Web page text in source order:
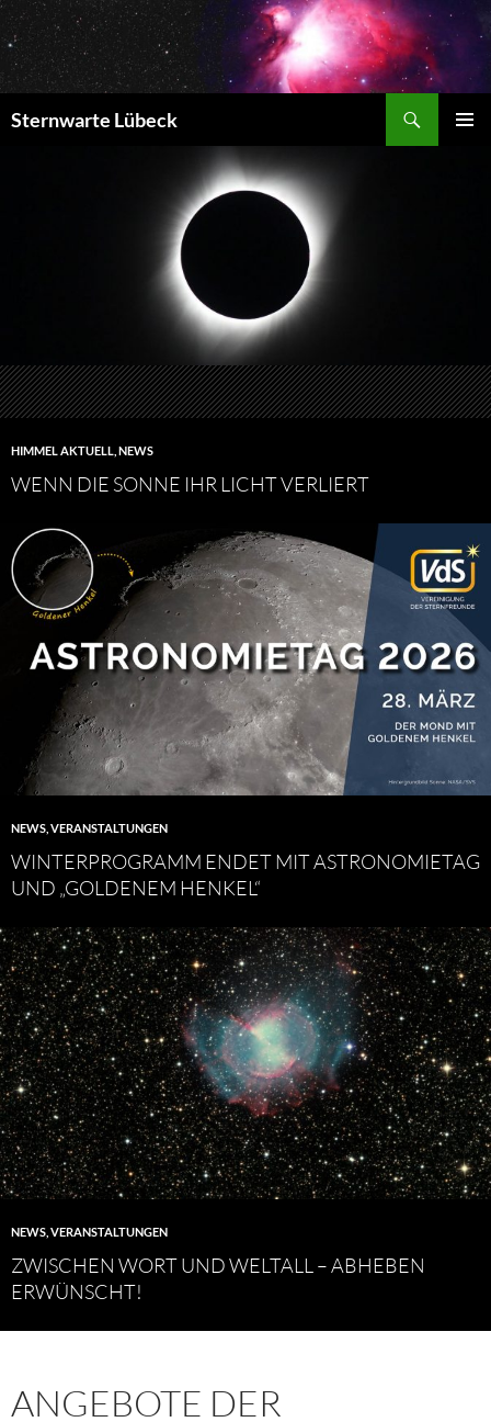
Zum
Inhalt
springen
Sternwarte Lübeck
HIMMEL AKTUELL NEWS
WENN DIE SONNE IHR LICHT VERLIERT
NEWS VERANSTALTUNGEN
WINTERPROGRAMM ENDET MIT ASTRONOMIETAG
UND „GOLDENEM HENKEL“
NEWS VERANSTALTUNGEN
ZWISCHEN WORT UND WELTALL – ABHEBEN
ERWÜNSCHT!
ANGEBOTE DER